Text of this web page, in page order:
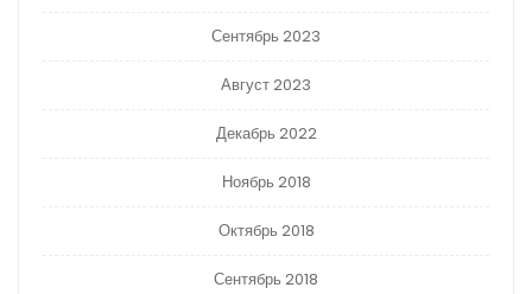
Сентябрь 2023
Август 2023
Декабрь 2022
Ноябрь 2018
Октябрь 2018
Сентябрь 2018